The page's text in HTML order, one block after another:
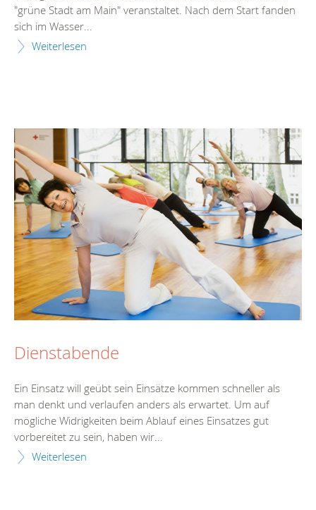
"grüne Stadt am Main" veranstaltet. Nach dem Start fanden
sich im Wasser...
Weiterlesen
Dienstabende
Ein Einsatz will geübt sein Einsätze kommen schneller als
man denkt und verlaufen anders als erwartet. Um auf
mögliche Widrigkeiten beim Ablauf eines Einsatzes gut
vorbereitet zu sein, haben wir...
Weiterlesen